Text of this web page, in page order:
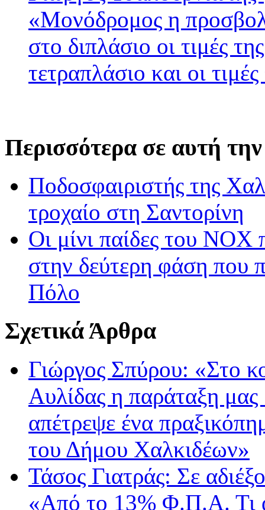
«Μονόδρομος η
στο διπλάσιο οι τιμές
τετραπλάσιο και οι
Περισσότερα σε αυτή
Ποδοσφαιριστής της
τροχαίο στη Σαντορίνη
Οι μίνι παίδες του ΝΟΧ
στην δεύτερη φάση που
Πόλο
Σχετικά Άρθρα
Γιώργος Σπύρου: «Στο
Αυλίδας η παράταξη
απέτρεψε ένα
του Δήμου Χαλκιδέων»
Τάσος Γιατράς: Σε
«Από το 13% Φ.Π.Α. Τι